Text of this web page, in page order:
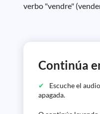
verbo "vendre"
Continúa
Escuche el
apagada.